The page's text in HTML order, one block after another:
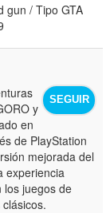
gun / Tipo GTA
SEGUIR
y
en
de PlayStation
mejorada del
experiencia
los juegos de